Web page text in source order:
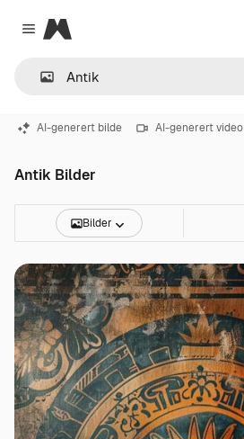
Close menu
Magnific
AI-generert bilde AI-generert video
Antik Bilder
Bilder